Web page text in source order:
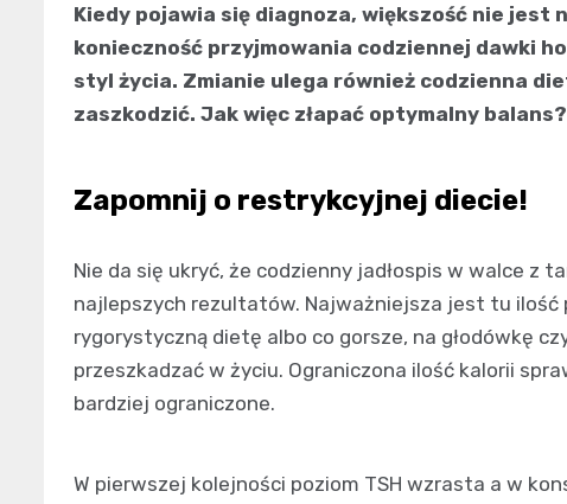
Kiedy pojawia się diagnoza, większość nie jest
konieczność przyjmowania codziennej dawki
styl życia. Zmianie ulega również codzienna
zaszkodzić. Jak więc złapać optymalny balans?
Zapomnij o restrykcyjnej diecie!
Nie da się ukryć, że codzienny jadłospis w walce z
najlepszych rezultatów. Najważniejsza jest tu
rygorystyczną dietę albo co gorsze, na głodówkę
przeszkadzać w życiu. Ograniczona ilość kalorii
bardziej ograniczone.
W pierwszej kolejności poziom TSH wzrasta a w